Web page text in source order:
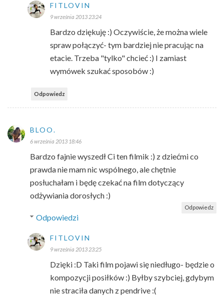
FITLOVIN
9 września 2013 23:24
Bardzo dziękuję :) Oczywiście, że można wiele
spraw połączyć- tym bardziej nie pracując na
etacie. Trzeba "tylko" chcieć :) I zamiast
wymówek szukać sposobów :)
Odpowiedz
BLOO.
6 września 2013 18:46
Bardzo fajnie wyszedł Ci ten filmik :) z dziećmi co
prawda nie mam nic wspólnego, ale chętnie
posłuchałam i będę czekać na film dotyczący
odżywiania dorosłych :)
Odpowiedz
Odpowiedzi
FITLOVIN
9 września 2013 23:25
Dzięki :D Taki film pojawi się niedługo- będzie o
kompozycji posiłków :) Byłby szybciej, gdybym
nie straciła danych z pendrive :(